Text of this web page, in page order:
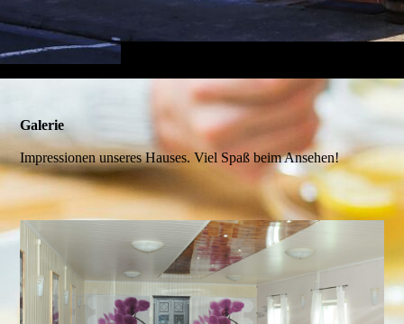
Galerie
Impressionen unseres Hauses. Viel Spaß beim Ansehen!